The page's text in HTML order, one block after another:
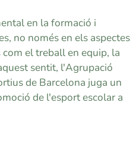
en la formació i
no només en els aspectes
el treball en equip, la
sentit, l'Agrupació
de Barcelona juga un
de l'esport escolar a